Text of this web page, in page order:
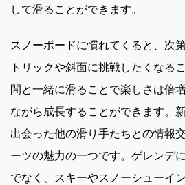
して滑ることができます。
スノーボードに慣れてくると、次
トリックや斜面に挑戦したくなる
間と一緒に滑ることで楽しさは倍
ながら成長することができます。
出会った他の滑り手たちとの情報
ーツの魅力の一つです。ゲレンデ
でなく、スキーやスノーシューイ